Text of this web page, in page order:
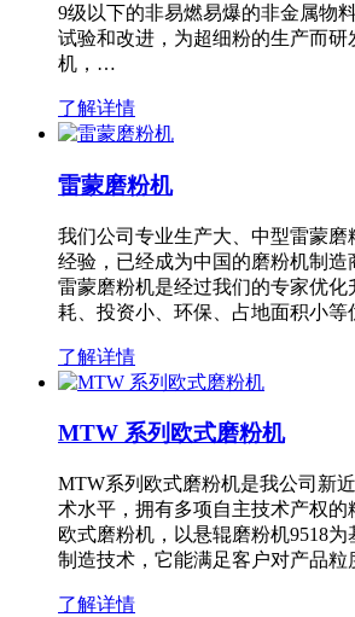
9级以下的非易燃易爆的非金属物
试验和改进，为超细粉的生产而研
机，…
了解详情
雷蒙磨粉机
我们公司专业生产大、中型雷蒙磨
经验，已经成为中国的磨粉机制造
雷蒙磨粉机是经过我们的专家优化
耗、投资小、环保、占地面积小
了解详情
MTW 系列欧式磨粉机
MTW系列欧式磨粉机是我公司新
术水平，拥有多项自主技术产权
欧式磨粉机，以悬辊磨粉机9518
制造技术，它能满足客户对产品
了解详情